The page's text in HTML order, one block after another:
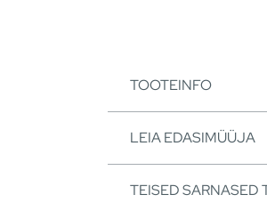
TOOTEINFO
LEIA EDASIMÜÜJA
TEISED SARNASED